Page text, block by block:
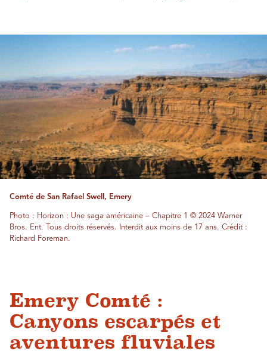
Comté de San Rafael Swell, Emery
Photo : Horizon : Une saga américaine – Chapitre 1 © 2024 Warner
Bros. Ent. Tous droits réservés. Interdit aux moins de 17 ans. Crédit :
Richard Foreman.
Emery Comté :
Canyons escarpés et
aventures fluviales